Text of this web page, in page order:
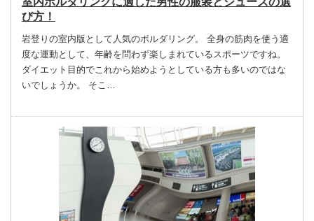
び方！
岩登りの室内版として人気のボルダリング。 全身の筋肉を使う適
度な運動として、年齢を問わず楽しまれているスポーツですね。
ダイエット目的でこれから始めようとしている方も多いのではな
いでしょうか。 そこ…